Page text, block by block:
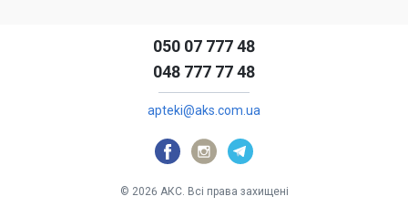
050 07 777 48
048 777 77 48
au.moc.ska@iketpa
© 2026 АКС. Всі права захищені